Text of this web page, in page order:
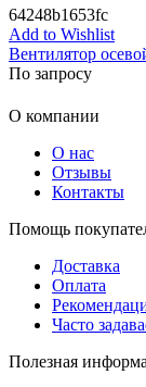
64248b1653fc
Add to Wishlist
Вентилятор
По запросу
О компании
О нас
Отзывы
Контакты
Помощь
Доставка
Оплата
Часто
Полезная